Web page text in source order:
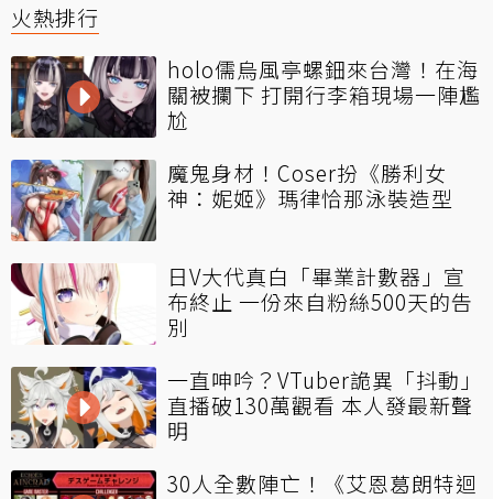
火熱排行
holo儒烏風亭螺鈿來台灣！在海
關被攔下 打開行李箱現場一陣尷
尬
魔鬼身材！Coser扮《勝利女
神：妮姬》瑪律恰那泳裝造型
日V大代真白「畢業計數器」宣
布終止 一份來自粉絲500天的告
別
一直呻吟？VTuber詭異「抖動」
直播破130萬觀看 本人發最新聲
明
30人全數陣亡！《艾恩葛朗特迴